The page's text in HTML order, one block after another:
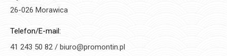
26-026 Morawica
Telefon/E-mail:
41 243 50 82 / biuro@promontin.pl